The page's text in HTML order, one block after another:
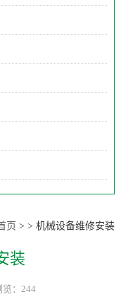
页 >>机械设备维修安装
装
览：244